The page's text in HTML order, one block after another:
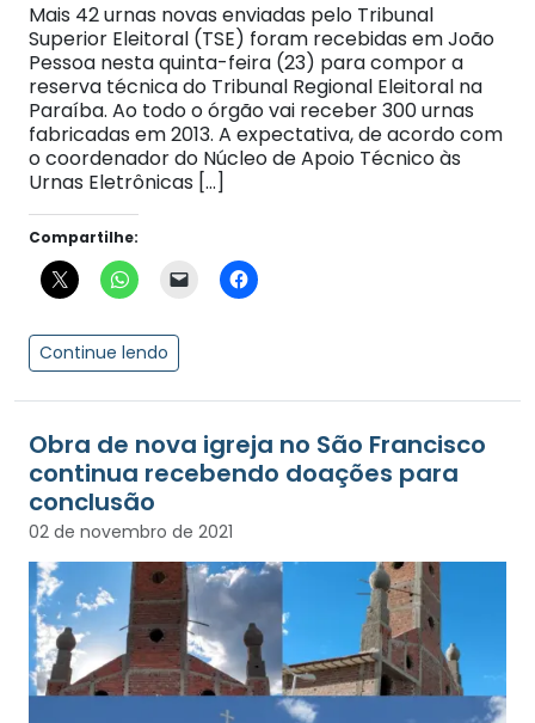
Mais 42 urnas novas enviadas pelo Tribunal
Superior Eleitoral (TSE) foram recebidas em João
Pessoa nesta quinta-feira (23) para compor a
reserva técnica do Tribunal Regional Eleitoral na
Paraíba. Ao todo o órgão vai receber 300 urnas
fabricadas em 2013. A expectativa, de acordo com
o coordenador do Núcleo de Apoio Técnico às
Urnas Eletrônicas […]
Compartilhe:
Continue lendo
Obra de nova igreja no São Francisco
continua recebendo doações para
conclusão
02 de novembro de 2021